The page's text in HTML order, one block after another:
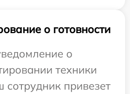
о готовности
о
техники
сотрудник привезет